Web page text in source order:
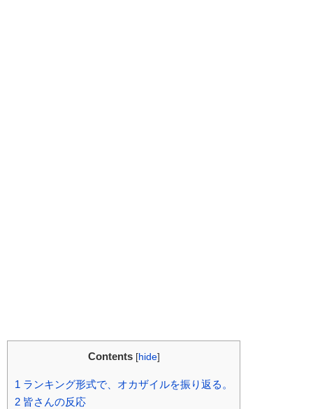
Contents [hide]
1 ランキング形式で、オカザイルを振り返る。
2 皆さんの反応